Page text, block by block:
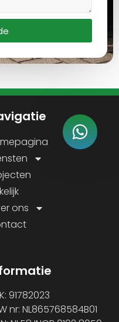
ons
91782023
nr: NL865768584B01